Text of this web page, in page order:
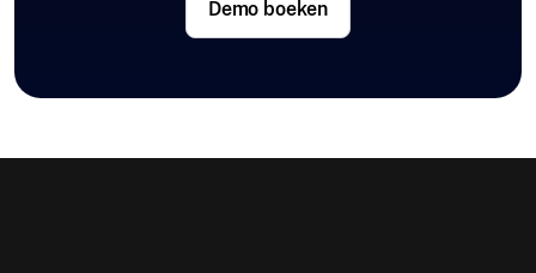
Demo boeken